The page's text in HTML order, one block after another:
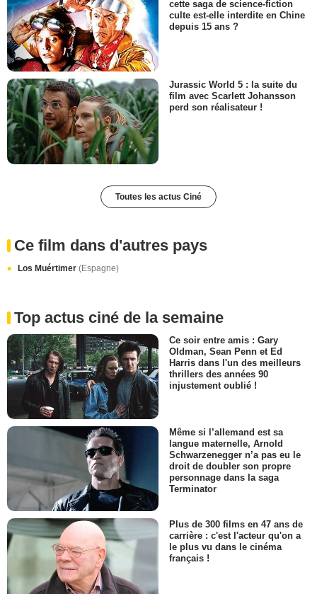
cette saga de science-fiction
culte est-elle interdite en Chine
depuis 15 ans ?
Jurassic World 5 : la suite du
film avec Scarlett Johansson
perd son réalisateur !
Toutes les actus Ciné
Ce film dans d'autres pays
Los Muértimer (Espagne)
Top actus ciné de la semaine
Ce soir entre amis : Gary
Oldman, Sean Penn et Ed
Harris dans l'un des meilleurs
thrillers des années 90
injustement oublié !
Même si l’allemand est sa
langue maternelle, Arnold
Schwarzenegger n’a pas eu le
droit de doubler son propre
personnage dans la saga
Terminator
Plus de 300 films en 47 ans de
carrière : c'est l'acteur qu'on a
le plus vu dans le cinéma
français !